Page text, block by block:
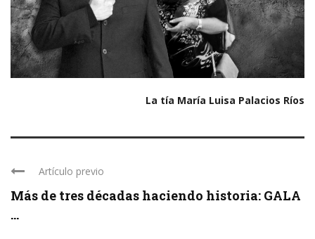
La tía María Luisa Palacios Ríos
Artículo previo
Más de tres décadas haciendo historia: GALA
...